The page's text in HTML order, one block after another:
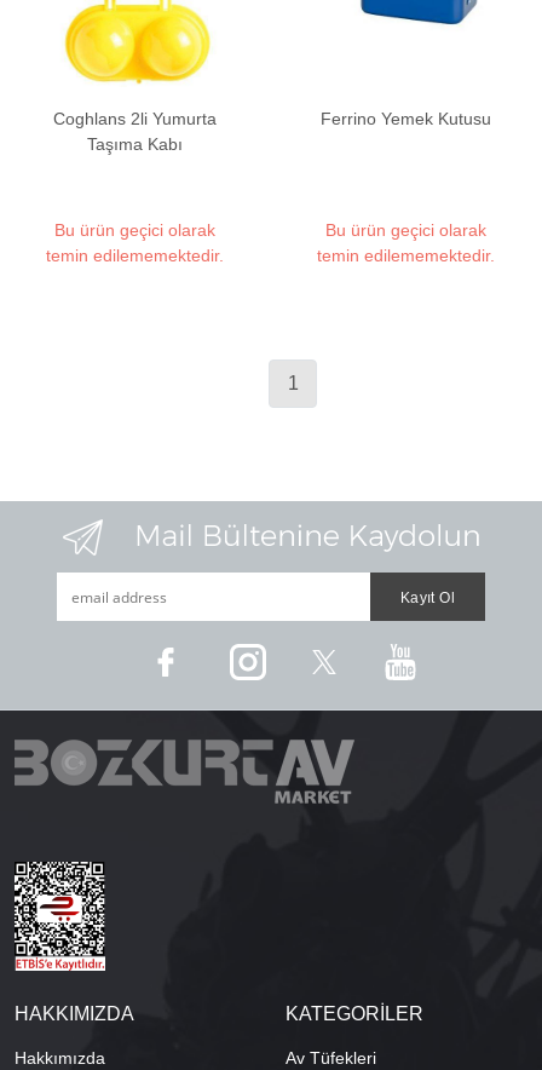
Coghlans 2li Yumurta
Taşıma Kabı
Bu ürün geçici olarak
temin edilememektedir.
Ferrino Yemek Kutusu
Bu ürün geçici olarak
temin edilememektedir.
1
HAKKIMIZDA
Hakkımızda
KATEGORİLER
Av Tüfekleri